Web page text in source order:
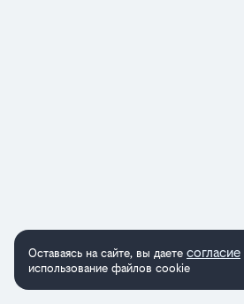
Оставаясь на сайте, вы даете согласие
использование файлов cookie